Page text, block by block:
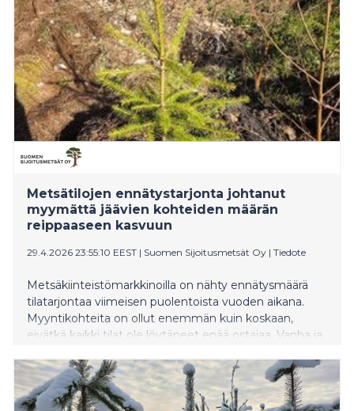
vaikea arvioida, jos kokonaispuumäärästä ja sen
kehityksestä ei ole riittävästi tietoa.
Metsätilojen ennätystarjonta johtanut
myymättä jäävien kohteiden määrän
reippaaseen kasvuun
29.4.2026 23:55:10 EEST | Suomen Sijoitusmetsät Oy | Tiedote
Metsäkiinteistömarkkinoilla on nähty ennätysmäärä
tilatarjontaa viimeisen puolentoista vuoden aikana.
Myyntikohteita on ollut enemmän kuin koskaan,
eivätkä kaikki tilat ole löytäneet enää ostajaa. Vanha ja
voidaan ainakin osalla myyntiin tulevista kohteista
väliaikaisesti hylätä.